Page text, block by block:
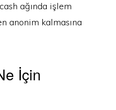
ağında işlem
anonim kalmasına
İçin